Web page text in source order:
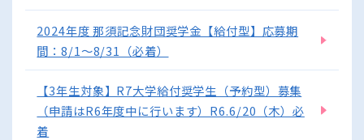
2024年度 那須記念財団奨学金【給付型】応募期
間：8/1～8/31（必着）
【3年生対象】R7大学給付奨学生（予約型）募集
（申請はR6年度中に行います）R6.6/20（木）必
着